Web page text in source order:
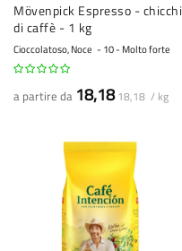
Mövenpick Espresso - chicchi
di caffè - 1 kg
Cioccolatoso, Noce 10 - Molto forte
a partire da 18,18 18,18 / kg